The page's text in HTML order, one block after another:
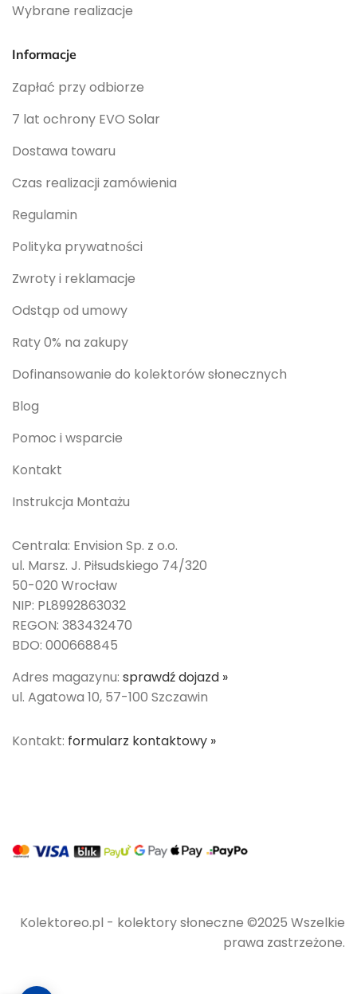
Wybrane realizacje
Informacje
Zapłać przy odbiorze
7 lat ochrony EVO Solar
Dostawa towaru
Czas realizacji zamówienia
Regulamin
Polityka prywatności
Zwroty i reklamacje
Odstąp od umowy
Raty 0% na zakupy
Dofinansowanie do kolektorów słonecznych
Blog
Pomoc i wsparcie
Kontakt
Instrukcja Montażu
Centrala: Envision Sp. z o.o.
ul. Marsz. J. Piłsudskiego 74/320
50-020 Wrocław
NIP: PL8992863032
REGON: 383432470
BDO: 000668845
Adres magazynu: sprawdź dojazd »
ul. Agatowa 10, 57-100 Szczawin
Kontakt: formularz kontaktowy »
Kolektoreo.pl - kolektory słoneczne ©2025 Wszelkie
prawa zastrzeżone.